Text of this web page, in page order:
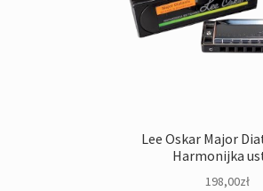
Lee Oskar Major
Harmonijka
198,00zł